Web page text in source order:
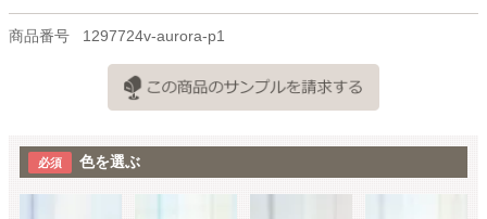
商品番号 1297724v-aurora-p1
色を選ぶ